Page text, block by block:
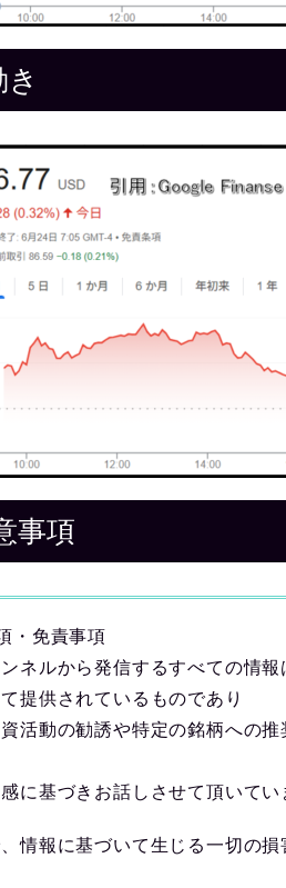
事項
・免責事項
ネルから発信するすべての情
提供されているものであり
活動の勧誘や特定の銘柄への
に基づきお話しさせて頂いてい
情報に基づいて生じる一切の